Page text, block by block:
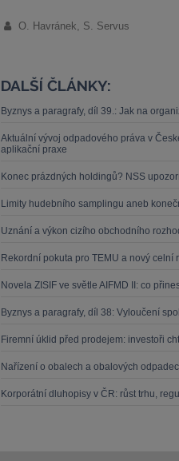
O. Havránek, S. Servus
DALŠÍ ČLÁNKY:
Byznys a paragrafy, díl 39.: Jak na
Aktuální vývoj odpadového práva v
aplikační praxe
Konec prázdných holdingů? NSS
Limity hudebního samplingu aneb
Uznání a výkon cizího obchodního
Rekordní pokuta pro TEMU a nový
Novela ZISIF ve světle AIFMD II: co
Byznys a paragrafy, díl 38: Vyloučení
Firemní úklid před prodejem: investoři
Nařízení o obalech a obalových
Korporátní dluhopisy v ČR: růst trhu,